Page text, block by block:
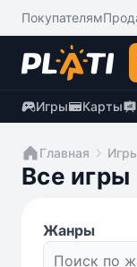
Покупателям
Игры Карты
Главная
Все игры
Жанры